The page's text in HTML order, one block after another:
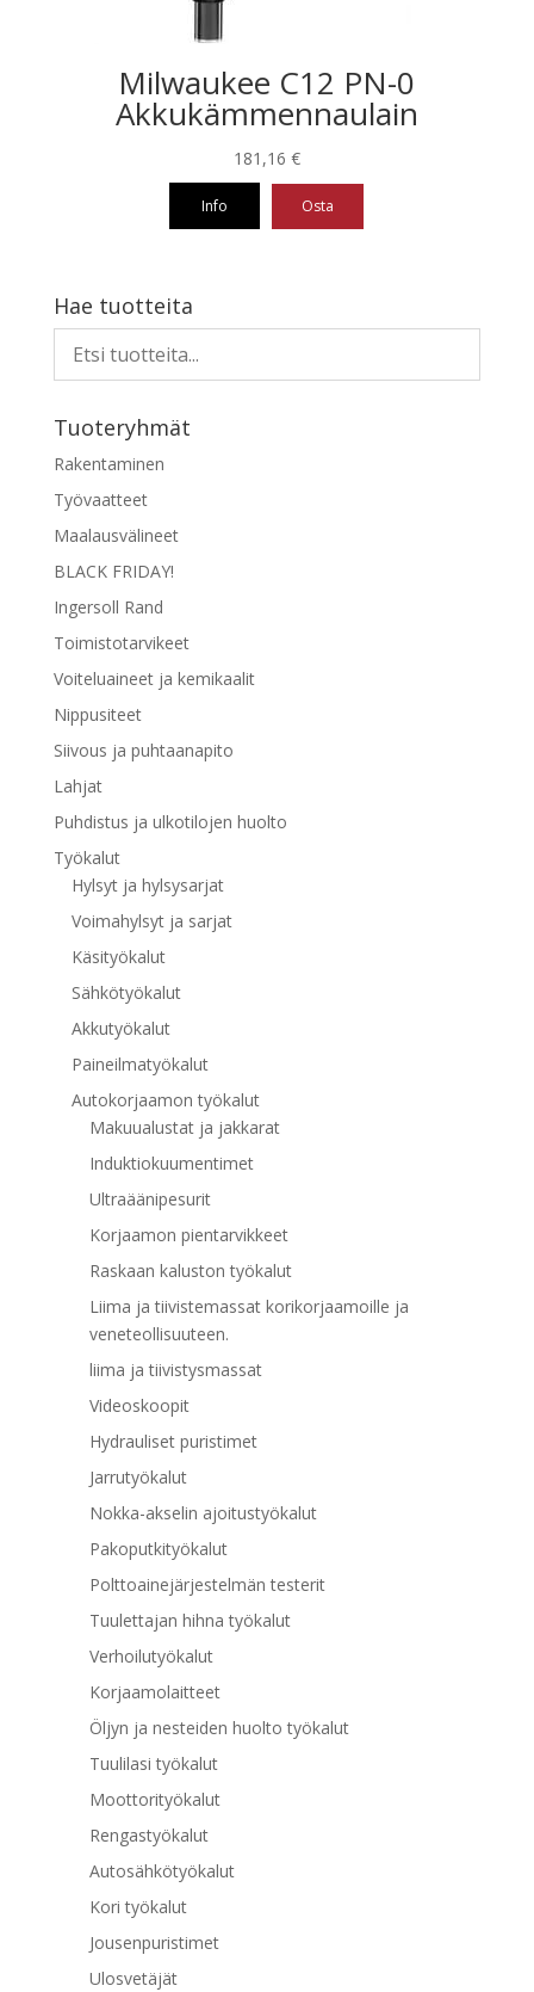
Milwaukee C12 PN-0
Akkukämmennaulain
181,16 €
Info Osta
Hae tuotteita
Tuoteryhmät
Rakentaminen
Työvaatteet
Maalausvälineet
BLACK FRIDAY!
Ingersoll Rand
Toimistotarvikeet
Voiteluaineet ja kemikaalit
Nippusiteet
Siivous ja puhtaanapito
Lahjat
Puhdistus ja ulkotilojen huolto
Työkalut
Hylsyt ja hylsysarjat
Voimahylsyt ja sarjat
Käsityökalut
Sähkötyökalut
Akkutyökalut
Paineilmatyökalut
Autokorjaamon työkalut
Makuualustat ja jakkarat
Induktiokuumentimet
Ultraäänipesurit
Korjaamon pientarvikkeet
Raskaan kaluston työkalut
Liima ja tiivistemassat korikorjaamoille ja
veneteollisuuteen.
liima ja tiivistysmassat
Videoskoopit
Hydrauliset puristimet
Jarrutyökalut
Nokka-akselin ajoitustyökalut
Pakoputkityökalut
Polttoainejärjestelmän testerit
Tuulettajan hihna työkalut
Verhoilutyökalut
Korjaamolaitteet
Öljyn ja nesteiden huolto työkalut
Tuulilasi työkalut
Moottorityökalut
Rengastyökalut
Autosähkötyökalut
Kori työkalut
Jousenpuristimet
Ulosvetäjät